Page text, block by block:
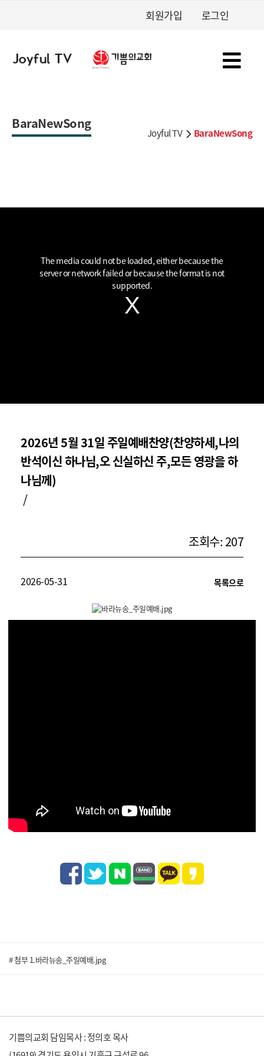
회원가입 로그인
BaraNewSong
Joyful TV BaraNewSong
The media could not be loaded, either because the
server or network failed or because the format is not
supported.
2026년 5월 31일 주일예배찬양(찬양하세,나의
반석이신 하나님,오 신실하신 주,모든 영광을 하
나님께)
/
조회수: 207
2026-05-31 목록으로
# 첨부 1.바라뉴송_주일예배.jpg
기쁨의교회 담임목사 : 정의호 목사